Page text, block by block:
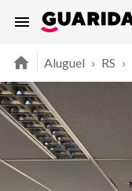
Aluguel › RS ›